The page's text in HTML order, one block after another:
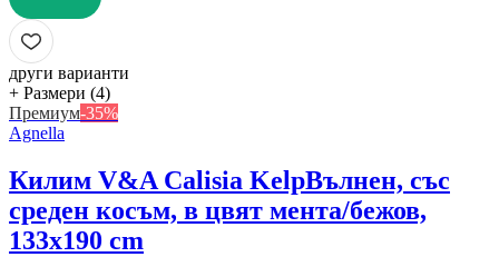
ДОБАВИ
други варианти
+ Размери (4)
Премиум-35%
Agnella
Килим V&A Calisia KelpВълнен, със
среден косъм, в цвят мента/бежов,
133x190 cm